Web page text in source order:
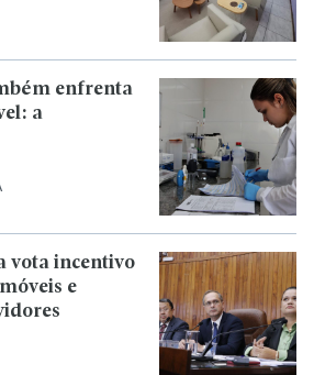
enfrenta
a
vota incentivo
e